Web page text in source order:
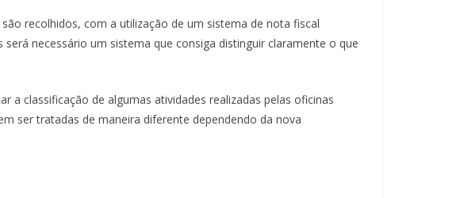
recolhidos, com a utilização de um sistema de nota fiscal
necessário um sistema que consiga distinguir claramente o que
a classificação de algumas atividades realizadas pelas oficinas
ser tratadas de maneira diferente dependendo da nova